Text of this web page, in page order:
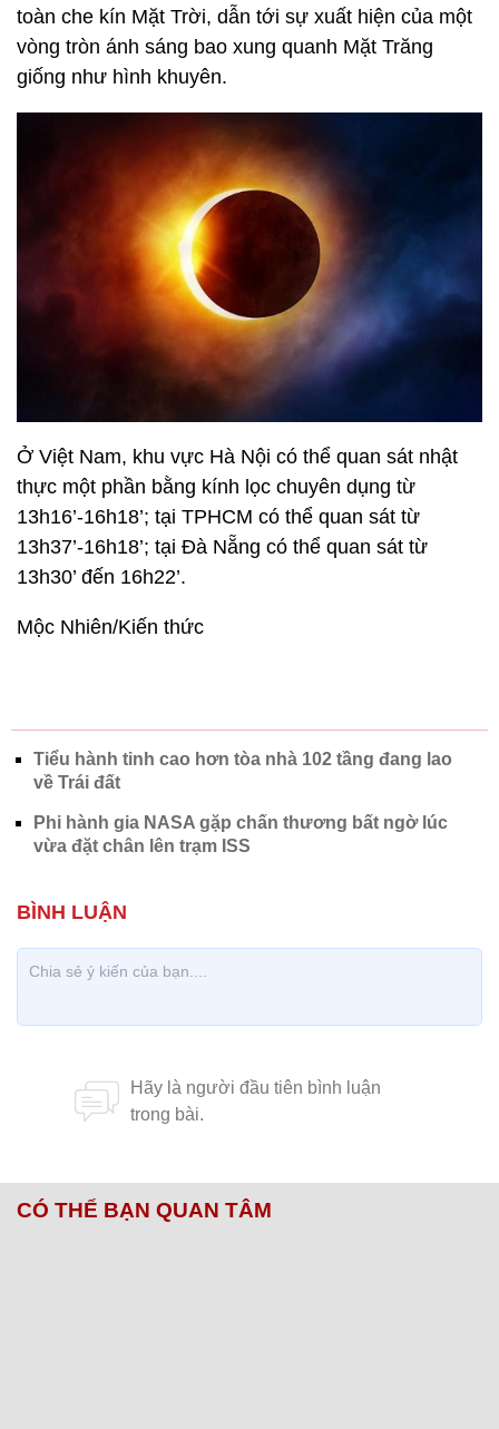
toàn che kín Mặt Trời, dẫn tới sự xuất hiện của một
vòng tròn ánh sáng bao xung quanh Mặt Trăng
giống như hình khuyên.
Ở Việt Nam, khu vực Hà Nội có thể quan sát nhật
thực một phần bằng kính lọc chuyên dụng từ
13h16’-16h18’; tại TPHCM có thể quan sát từ
13h37’-16h18’; tại Đà Nẵng có thể quan sát từ
13h30’ đến 16h22’.
Mộc Nhiên/Kiến thức
Tiểu hành tinh cao hơn tòa nhà 102 tầng đang lao
về Trái đất
Phi hành gia NASA gặp chấn thương bất ngờ lúc
vừa đặt chân lên trạm ISS
CÓ THỂ BẠN QUAN TÂM